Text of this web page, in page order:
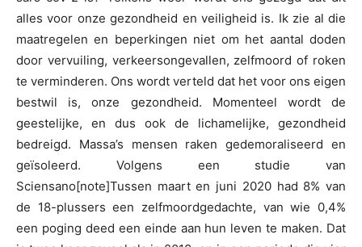
alles voor onze gezondheid en veiligheid is. Ik zie al die
maatregelen en beperkingen niet om het aantal doden
door vervuiling, verkeersongevallen, zelfmoord of roken
te verminderen. Ons wordt verteld dat het voor ons eigen
bestwil is, onze gezondheid. Momenteel wordt de
geestelijke, en dus ook de lichamelijke, gezondheid
bedreigd. Massa’s mensen raken gedemoraliseerd en
geïsoleerd. Volgens een studie van
Sciensano[note]Tussen maart en juni 2020 had 8% van
de 18-plussers een zelfmoordgedachte, van wie 0,4%
een poging deed een einde aan hun leven te maken. Dat